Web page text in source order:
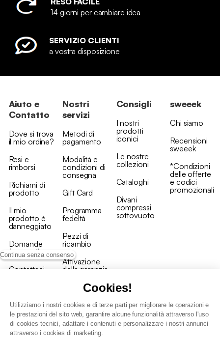
Continua senza consenso
Cookies!
Utilizziamo i nostri cookies e di terze parti per migliorare le operazioni e
le prestazioni del sito web, garantire alcune funzionalità attraverso l'uso
di cookies tecnici, adattare i contenuti e personalizzare i nostri annunci
attraverso i cookies di marketing.
14 giorni per cambiare idea
SERVIZIO CLIENTI
a vostra disposizione
Aiuto e
Contatto
Dove si trova
il mio ordine?
Resi e
rimborsi
Richiami di
prodotto
Il mio
prodotto è
danneggiato
Domande
frequenti
Contattaci
Nostri
servizi
Metodi di
pagamento
Modalità e
condizioni di
consegna
Gift Card
Programma
fedeltà
Pezzi di
ricambio
Attivazione
della garanzia
Consigli
I nostri
prodotti
iconici
Le nostre
collezioni
Cataloghi
Divani
compressi
sottovuoto
sweeek
Chi siamo
Recensioni
sweeek
*Condizioni
delle offerte
e codici
promozionali
Condizioni generali vendita